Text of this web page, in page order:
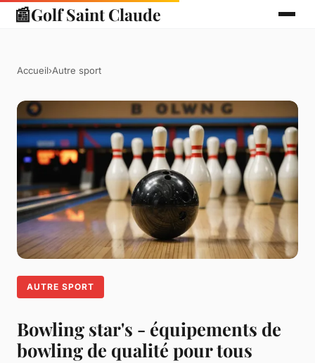
📰Golf Saint Claude
Accueil›Autre sport
AUTRE SPORT
Bowling star's - équipements de
bowling de qualité pour tous